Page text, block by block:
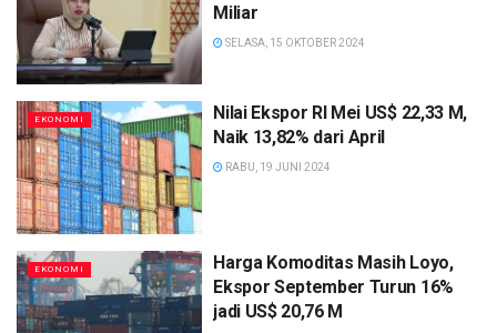
Miliar
SELASA, 15 OKTOBER 2024
EKONOMI
Nilai Ekspor RI Mei US$ 22,33 M,
Naik 13,82% dari April
RABU, 19 JUNI 2024
EKONOMI
Harga Komoditas Masih Loyo,
Ekspor September Turun 16%
jadi US$ 20,76 M